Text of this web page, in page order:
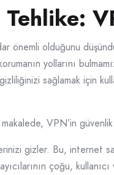
Tehlike:
önemli olduğunu
yollarını
sağlamak için
VPN’in
gizler. Bu, internet
çoğu,